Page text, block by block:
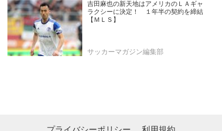
吉田麻也の新天地はアメリカのＬＡギャ
ラクシーに決定！ １年半の契約を締結
【ＭＬＳ】
サッカーマガジン編集部